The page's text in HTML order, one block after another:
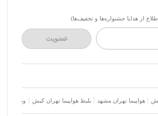
از هدایا جشنواره‌ها و تخفیف‌ها)
عضویت
هواپیما تهران مشهد بلیط هواپیما تهران کیش ویلا شمال